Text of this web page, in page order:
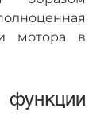
мотора в